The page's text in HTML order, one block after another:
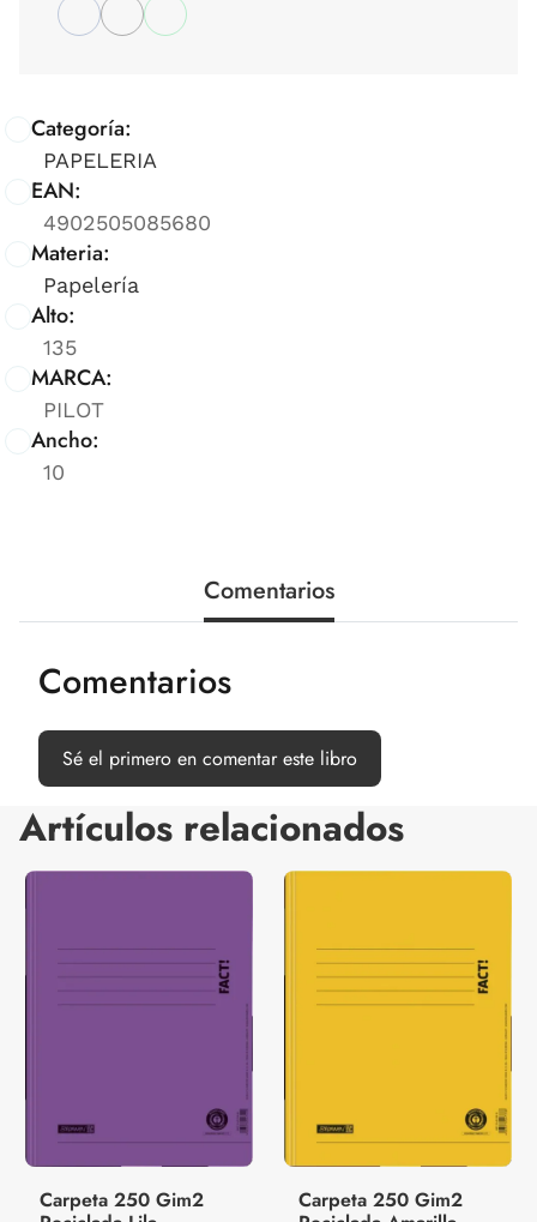
Categoría:
PAPELERIA
EAN:
4902505085680
Materia:
Papelería
Alto:
135
MARCA:
PILOT
Ancho:
10
Comentarios
Comentarios
Sé el primero en comentar este libro
Artículos relacionados
Carpeta 250 Gim2
Carpeta 250 Gim2